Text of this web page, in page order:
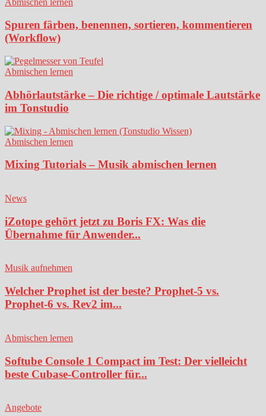
Spuren färben, benennen, sortieren, kommentieren
(Workflow)
Abmischen lernen
Abhörlautstärke – Die richtige / optimale Lautstärke
im Tonstudio
Abmischen lernen
Mixing Tutorials – Musik abmischen lernen
News
iZotope gehört jetzt zu Boris FX: Was die
Übernahme für Anwender...
Musik aufnehmen
Welcher Prophet ist der beste? Prophet-5 vs.
Prophet-6 vs. Rev2 im...
Abmischen lernen
Softube Console 1 Compact im Test: Der vielleicht
beste Cubase-Controller für...
Angebote